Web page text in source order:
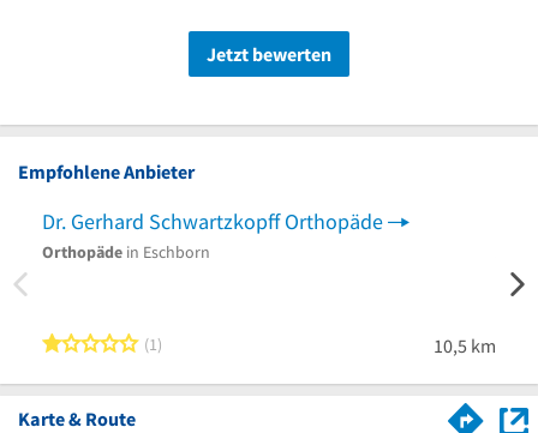
Jetzt bewerten
Empfohlene Anbieter
Dr. Gerhard Schwartzkopff Orthopäde
Orthopäde in Eschborn
1 von 5 Sternen
1 10,5 km
Karte & Route